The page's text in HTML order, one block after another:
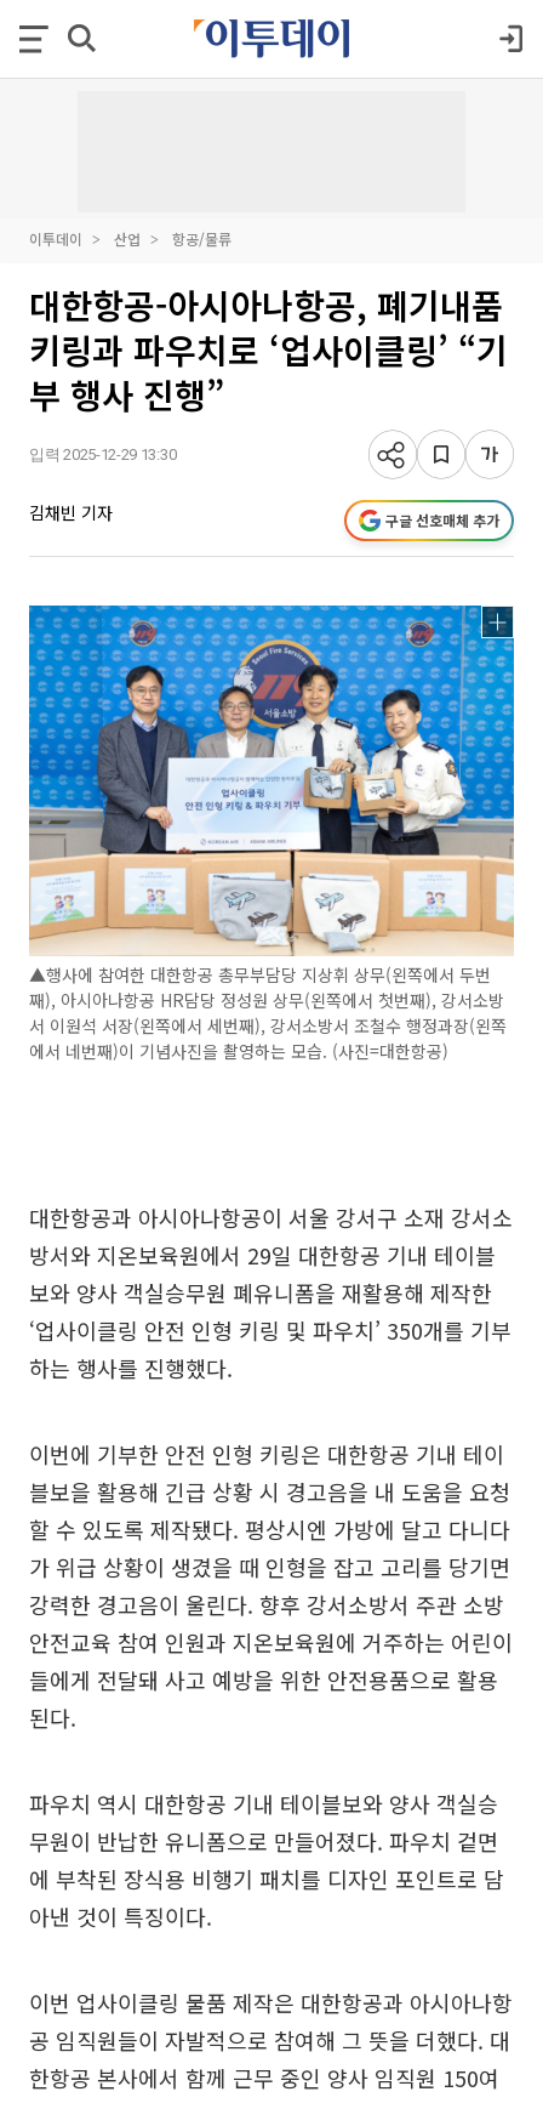
이투데이 산업 항공/물류
대한항공-아시아나항공, 폐기내품
키링과 파우치로 ‘업사이클링’ “기
부 행사 진행”
입력 2025-12-29 13:30
김채빈 기자 구글 선호매체 추가
▲행사에 참여한 대한항공 총무부담당 지상휘 상무(왼쪽에서 두번
째), 아시아나항공 HR담당 정성원 상무(왼쪽에서 첫번째), 강서소방
서 이원석 서장(왼쪽에서 세번째), 강서소방서 조철수 행정과장(왼쪽
에서 네번째)이 기념사진을 촬영하는 모습. (사진=대한항공)
대한항공과 아시아나항공이 서울 강서구 소재 강서소
방서와 지온보육원에서 29일 대한항공 기내 테이블
보와 양사 객실승무원 폐유니폼을 재활용해 제작한
‘업사이클링 안전 인형 키링 및 파우치’ 350개를 기부
하는 행사를 진행했다.
이번에 기부한 안전 인형 키링은 대한항공 기내 테이
블보을 활용해 긴급 상황 시 경고음을 내 도움을 요청
할 수 있도록 제작됐다. 평상시엔 가방에 달고 다니다
가 위급 상황이 생겼을 때 인형을 잡고 고리를 당기면
강력한 경고음이 울린다. 향후 강서소방서 주관 소방
안전교육 참여 인원과 지온보육원에 거주하는 어린이
들에게 전달돼 사고 예방을 위한 안전용품으로 활용
된다.
파우치 역시 대한항공 기내 테이블보와 양사 객실승
무원이 반납한 유니폼으로 만들어졌다. 파우치 겉면
에 부착된 장식용 비행기 패치를 디자인 포인트로 담
아낸 것이 특징이다.
이번 업사이클링 물품 제작은 대한항공과 아시아나항
공 임직원들이 자발적으로 참여해 그 뜻을 더했다. 대
한항공 본사에서 함께 근무 중인 양사 임직원 150여